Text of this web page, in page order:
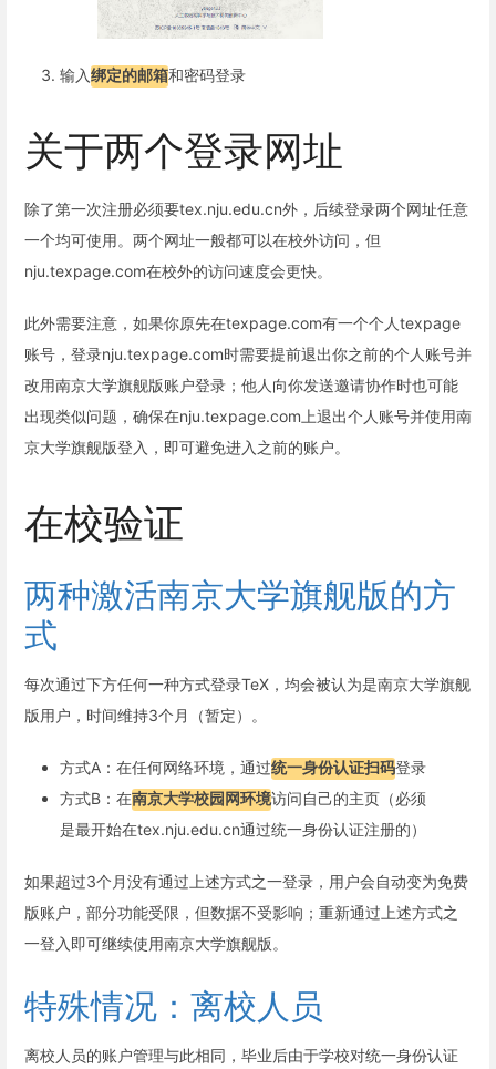
输入绑定的邮箱和密码登录
关于两个登录网址
除了第一次注册必须要tex.nju.edu.cn外，后续登录两个网址任意
一个均可使用。两个网址一般都可以在校外访问，但
nju.texpage.com在校外的访问速度会更快。
此外需要注意，如果你原先在texpage.com有一个个人texpage
账号，登录nju.texpage.com时需要提前退出你之前的个人账号并
改用南京大学旗舰版账户登录；他人向你发送邀请协作时也可能
出现类似问题，确保在nju.texpage.com上退出个人账号并使用南
京大学旗舰版登入，即可避免进入之前的账户。
在校验证
两种激活南京大学旗舰版的方
式
每次通过下方任何一种方式登录TeX，均会被认为是南京大学旗舰
版用户，时间维持3个月（暂定）。
方式A：在任何网络环境，通过统一身份认证扫码登录
方式B：在南京大学校园网环境访问自己的主页（必须
是最开始在tex.nju.edu.cn通过统一身份认证注册的）
如果超过3个月没有通过上述方式之一登录，用户会自动变为免费
版账户，部分功能受限，但数据不受影响；重新通过上述方式之
一登入即可继续使用南京大学旗舰版。
特殊情况：离校人员
离校人员的账户管理与此相同，毕业后由于学校对统一身份认证